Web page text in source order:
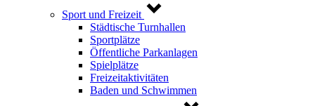
Sport und Freizeit
Städtische Turnhallen
Sportplätze
Öffentliche Parkanlagen
Spielplätze
Freizeitaktivitäten
Baden und Schwimmen